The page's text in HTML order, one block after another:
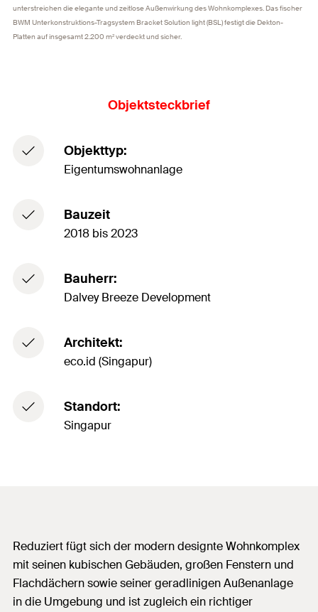
unterstreichen die elegante und zeitlose Außenwirkung des Wohnkomplexes. Das fischer
BWM Unterkonstruktions-Tragsystem Bracket Solution light (BSL) festigt die Dekton-
Platten auf insgesamt 2.200 m² verdeckt und sicher.
Objektsteckbrief
Objekttyp:
Eigentumswohnanlage
Bauzeit
2018 bis 2023
Bauherr:
Dalvey Breeze Development
Architekt:
eco.id (Singapur)
Standort:
Singapur
Reduziert fügt sich der modern designte Wohnkomplex
mit seinen kubischen Gebäuden, großen Fenstern und
Flachdächern sowie seiner geradlinigen Außenanlage
in die Umgebung und ist zugleich ein richtiger